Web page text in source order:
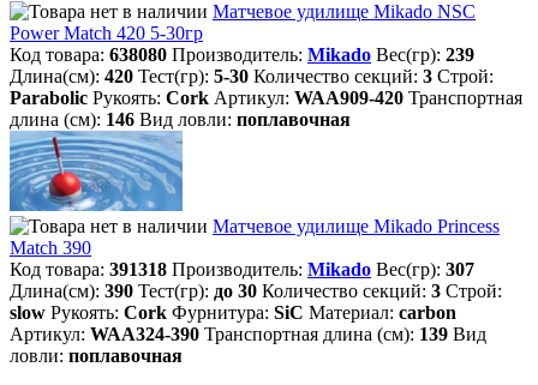
Матчевое удилище Mikado NSC
Power Match 420 5-30гр
Код товара: 638080 Производитель: Mikado Вес(гр): 239
Длина(см): 420 Тест(гр): 5-30 Количество секций: 3 Строй:
Parabolic Рукоять: Cork Артикул: WAA909-420 Транспортная
длина (см): 146 Вид ловли: поплавочная
Матчевое удилище Mikado Princess
Match 390
Код товара: 391318 Производитель: Mikado Вес(гр): 307
Длина(см): 390 Тест(гр): до 30 Количество секций: 3 Строй:
slow Рукоять: Cork Фурнитура: SiC Материал: carbon
Артикул: WAA324-390 Транспортная длина (см): 139 Вид
ловли: поплавочная